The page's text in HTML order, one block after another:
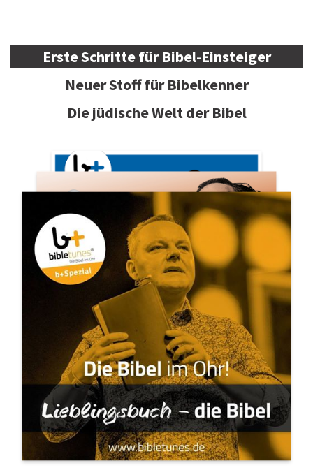
Erste Schritte für Bibel-Einsteiger
Neuer Stoff für Bibelkenner
Die jüdische Welt der Bibel